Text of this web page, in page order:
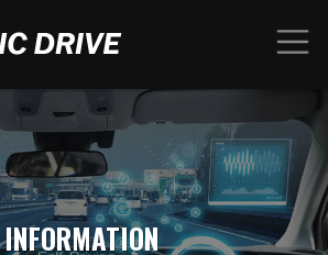
INFORMATION